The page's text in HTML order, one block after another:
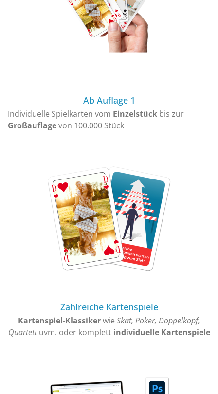
Ab Auflage 1
Individuelle Spielkarten vom Einzelstück bis zur
Großauflagevon 100.000 Stück
Zahlreiche Kartenspiele
Kartenspiel-Klassikerwie Skat, Poker, Doppelkopf,
Quartettuvm. oder komplett individuelle Kartenspiele